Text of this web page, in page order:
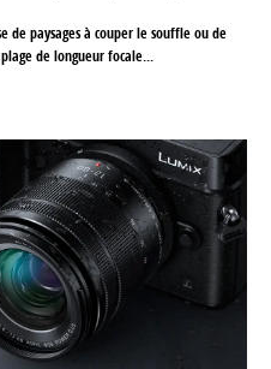
de paysages à couper le souffle ou de
de longueur focale...